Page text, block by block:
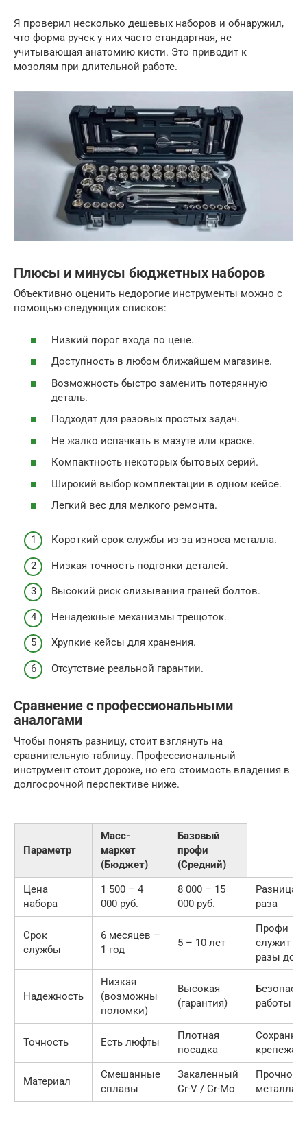
Я проверил несколько дешевых наборов и обнаружил,
что форма ручек у них часто стандартная, не
учитывающая анатомию кисти. Это приводит к
мозолям при длительной работе.
Плюсы и минусы бюджетных наборов
Объективно оценить недорогие инструменты можно с
помощью следующих списков:
Низкий порог входа по цене.
Доступность в любом ближайшем магазине.
Возможность быстро заменить потерянную
деталь.
Подходят для разовых простых задач.
Не жалко испачкать в мазуте или краске.
Компактность некоторых бытовых серий.
Широкий выбор комплектации в одном кейсе.
Легкий вес для мелкого ремонта.
Короткий срок службы из-за износа металла.
Низкая точность подгонки деталей.
Высокий риск слизывания граней болтов.
Ненадежные механизмы трещоток.
Хрупкие кейсы для хранения.
Отсутствие реальной гарантии.
Сравнение с профессиональными
аналогами
Чтобы понять разницу, стоит взглянуть на
сравнительную таблицу. Профессиональный
инструмент стоит дороже, но его стоимость владения в
долгосрочной перспективе ниже.
Параметр
Масс-
маркет
(Бюджет)
Базовый
профи
(Средний)
Цена
набора
1 500 – 4
000 руб.
8 000 – 15
000 руб.
Разница в
раза
Срок
службы
6 месяцев –
1 год
5 – 10 лет
Профи
служит в
разы
Надежность
Низкая
(возможны
поломки)
Высокая
(гарантия)
работы
Точность Есть люфты
Плотная
посадка
крепежа
Материал
Смешанные
сплавы
Закаленный
Cr-V / Cr-Mo
металла